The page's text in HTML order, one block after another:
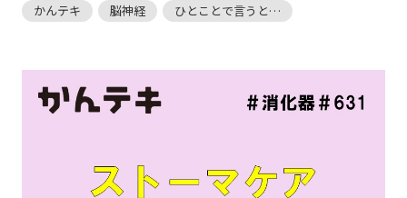
かんテキ 脳神経 ひとことで言うと…